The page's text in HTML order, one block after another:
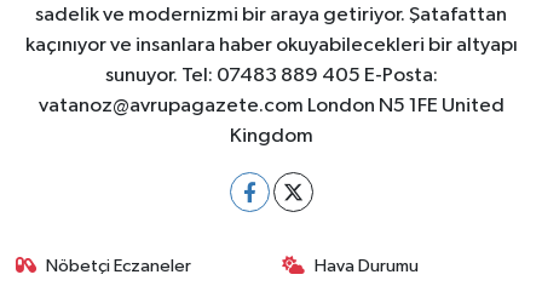
sadelik ve modernizmi bir araya getiriyor. Şatafattan
kaçınıyor ve insanlara haber okuyabilecekleri bir altyapı
sunuyor. Tel: 07483 889 405 E-Posta:
vatanoz@avrupagazete.com London N5 1FE United
Kingdom
Nöbetçi Eczaneler Hava Durumu